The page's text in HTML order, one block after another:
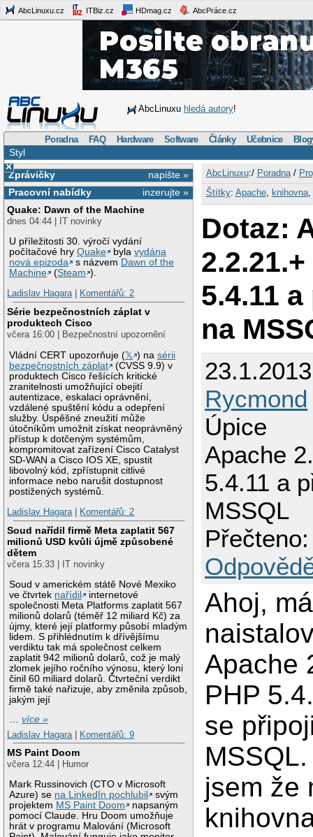
AbcLinuxu.cz ITBiz.cz HDmag.cz AbcPráce.cz
AbcLinuxu hledá autory!
Poradna FAQ Hardware Software Články Učebnice
Styl
×
napište »
Zprávičky
inzerujte »
Pracovní nabídky
Quake: Dawn of the Machine
dnes 04:44 | IT novinky
U příležitosti 30. výročí vydání
počítačové hryQuake bylavydána
nová epizoda
s názvem Dawn of the
Machine
(Steam ).
Ladislav Hagara| Komentářů: 2
Série bezpečnostních záplat v
produktech Cisco
včera 16:00 | Bezpečnostní upozornění
Vládní CERT upozorňuje (𝕏 ) nasérii
bezpečnostních záplat
(CVSS 9.9) v
produktech Cisco řešících kritické
zranitelnosti umožňující obejití
autentizace, eskalaci oprávnění,
vzdálené spuštění kódu a odepření
služby. Úspěšné zneužití může
útočníkům umožnit získat neoprávněný
přístup k dotčeným systémům,
kompromitovat zařízení Cisco Catalyst
SD-WAN a Cisco IOS XE, spustit
libovolný kód, zpřístupnit citlivé
informace nebo narušit dostupnost
postižených systémů.
Ladislav Hagara| Komentářů: 2
Soud nařídil firmě Meta zaplatit 567
milionů USD kvůli újmě způsobené
dětem
včera 15:33 | IT novinky
Soud v americkém státě Nové Mexiko
ve čtvrtek nařídil
internetové
společnosti Meta Platforms zaplatit 567
milionů dolarů (téměř 12 miliard Kč) za
újmy, které její platformy působí mladým
lidem. S přihlédnutím k dřívějšímu
verdiktu tak má společnost celkem
zaplatit 942 milionů dolarů, což je malý
zlomek jejího ročního výnosu, který loni
činil 60 miliard dolarů. Čtvrteční verdikt
firmě také nařizuje, aby změnila způsob,
jakým její
…více »
Ladislav Hagara
Komentářů: 9
MS Paint Doom
včera 12:44 | Humor
Mark Russinovich (CTO v Microsoft
Azure) se na LinkedIn pochlubil
svým
projektem MS Paint Doom
napsaným
pomocí Claude. Hru Doom umožňuje
hrát v programu Malování (Microsoft
AbcLinuxu:/ Poradna/
Štítky: Apache, knihovna,
Dotaz:
2.2.21.+
5.4.11
na
Rycmond
Úpice
Apache
5.4.11 a
MSSQL
Ahoj,
Apache
PHP
se
jsem že